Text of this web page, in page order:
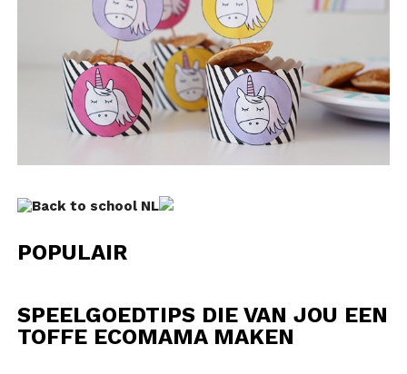
POPULAIR
SPEELGOEDTIPS DIE VAN JOU EEN
TOFFE ECOMAMA MAKEN